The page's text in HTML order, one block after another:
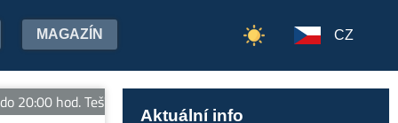
MAGAZÍN CZ
Tešíme sa na Vašu návštevu. Viac informácií:
Aktuální info